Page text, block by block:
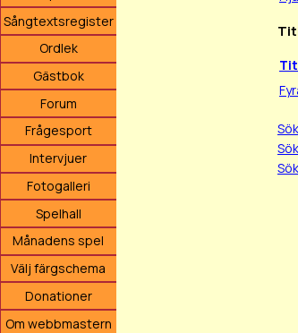
Sångtextsregister
Ordlek
Gästbok
Forum
Frågesport
Intervjuer
Fotogalleri
Spelhall
Månadens spel
Välj färgschema
Donationer
Om webbmastern